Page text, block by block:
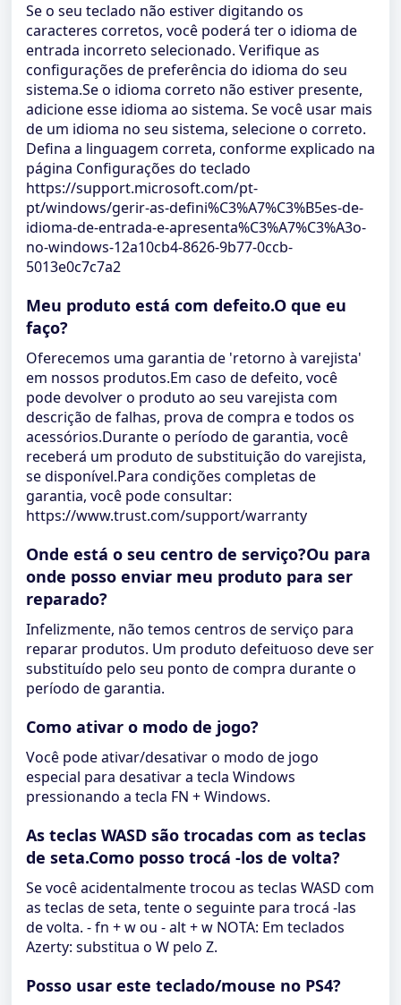
Se o seu teclado não estiver digitando os
caracteres corretos, você poderá ter o idioma de
entrada incorreto selecionado. Verifique as
configurações de preferência do idioma do seu
sistema.Se o idioma correto não estiver presente,
adicione esse idioma ao sistema. Se você usar mais
de um idioma no seu sistema, selecione o correto.
Defina a linguagem correta, conforme explicado na
página Configurações do teclado
https://support.microsoft.com/pt-
pt/windows/gerir-as-defini%C3%A7%C3%B5es-de-
idioma-de-entrada-e-apresenta%C3%A7%C3%A3o-
no-windows-12a10cb4-8626-9b77-0ccb-
5013e0c7c7a2
Meu produto está com defeito.O que eu
faço?
Oferecemos uma garantia de 'retorno à varejista'
em nossos produtos.Em caso de defeito, você
pode devolver o produto ao seu varejista com
descrição de falhas, prova de compra e todos os
acessórios.Durante o período de garantia, você
receberá um produto de substituição do varejista,
se disponível.Para condições completas de
garantia, você pode consultar:
https://www.trust.com/support/warranty
Onde está o seu centro de serviço?Ou para
onde posso enviar meu produto para ser
reparado?
Infelizmente, não temos centros de serviço para
reparar produtos. Um produto defeituoso deve ser
substituído pelo seu ponto de compra durante o
período de garantia.
Como ativar o modo de jogo?
Você pode ativar/desativar o modo de jogo
especial para desativar a tecla Windows
pressionando a tecla FN + Windows.
As teclas WASD são trocadas com as teclas
de seta.Como posso trocá -los de volta?
Se você acidentalmente trocou as teclas WASD com
as teclas de seta, tente o seguinte para trocá -las
de volta. - fn + w ou - alt + w NOTA: Em teclados
Azerty: substitua o W pelo Z.
Posso usar este teclado/mouse no PS4?